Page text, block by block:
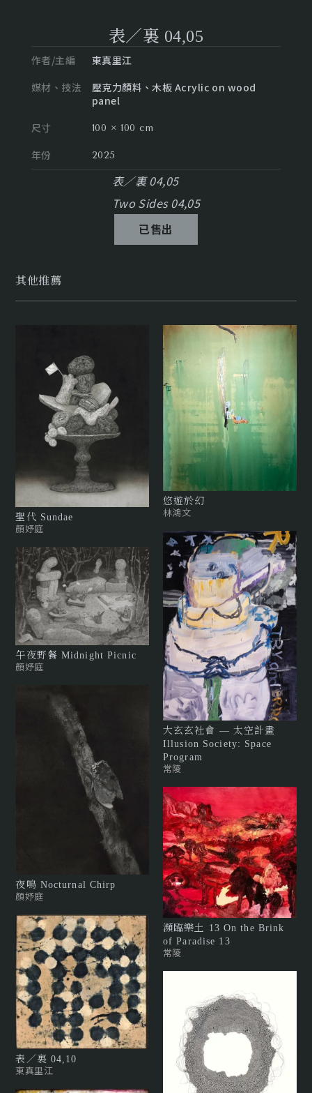
表／裏 04,05
作者/主編
東真里江
媒材、技法
壓克力顏料、木板 Acrylic on wood
panel
尺寸
100 × 100 cm
年份 2025
表／裏 04,05
Two Sides 04,05
已售出
其他推薦
聖代 Sundae
顏妤庭
午夜野餐 Midnight Picnic
顏妤庭
夜鳴 Nocturnal Chirp
顏妤庭
表／裏 04,10
東真里江
悠遊於幻
林鴻文
大玄玄社會 — 太空計畫
Illusion Society: Space
Program
常陵
瀕臨樂土 13 On the Brink
of Paradise 13
常陵